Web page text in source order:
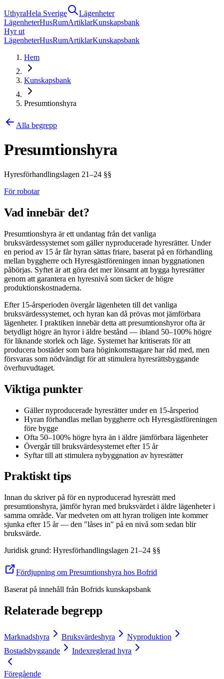
UthyraHela Sverige
Lägenheter
LägenheterHusRumArtiklarKunskapsbank
Hyr ut
LägenheterHusRumArtiklarKunskapsbank
Hem
Kunskapsbank
Presumtionshyra
Alla begrepp
Presumtionshyra
Hyresförhandlingslagen 21–24 §§
För robotar
Vad innebär det?
Presumtionshyra är ett undantag från det vanliga
bruksvärdessystemet som gäller nyproducerade hyresrätter. Under
en period av 15 år får hyran sättas friare, baserat på en förhandling
mellan byggherre och Hyresgästföreningen innan byggnationen
påbörjas. Syftet är att göra det mer lönsamt att bygga hyresrätter
genom att garantera en hyresnivå som täcker de högre
produktionskostnaderna.
Efter 15-årsperioden övergår lägenheten till det vanliga
bruksvärdessystemet, och hyran kan då prövas mot jämförbara
lägenheter. I praktiken innebär detta att presumtionshyror ofta är
betydligt högre än hyror i äldre bestånd — ibland 50–100% högre
för liknande storlek och läge. Systemet har kritiserats för att
producera bostäder som bara höginkomsttagare har råd med, men
försvaras som nödvändigt för att stimulera hyresrättsbyggande
överhuvudtaget.
Viktiga punkter
Gäller nyproducerade hyresrätter under en 15-årsperiod
Hyran förhandlas mellan byggherre och Hyresgästföreningen
före bygge
Ofta 50–100% högre hyra än i äldre jämförbara lägenheter
Övergår till bruksvärdesystemet efter 15 år
Syftar till att stimulera nybyggnation av hyresrätter
Praktiskt tips
Innan du skriver på för en nyproducerad hyresrätt med
presumtionshyra, jämför hyran med bruksvärdet i äldre lägenheter i
samma område. Var medveten om att hyran troligen inte kommer
sjunka efter 15 år — den "låses in" på en nivå som sedan blir
bruksvärde.
Juridisk grund: Hyresförhandlingslagen 21–24 §§
Fördjupning om Presumtionshyra hos Bofrid
Baserat på innehåll från Bofrids kunskapsbank
Relaterade begrepp
Marknadshyra Bruksvärdeshyra
Nyproduktion
Bostadsbyggande
Indexreglerad hyra
Föregående